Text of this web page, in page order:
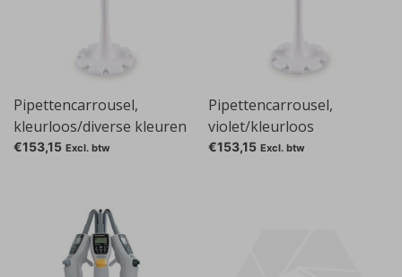
Pipettencarrousel,
kleurloos/diverse kleuren
€153,15 Excl. btw
Pipettencarrousel,
violet/kleurloos
€153,15 Excl. btw